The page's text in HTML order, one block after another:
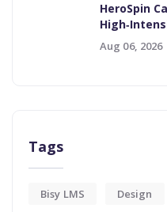
HeroSpin
Aug 06, 2026
Tags
Bisy LMS Design